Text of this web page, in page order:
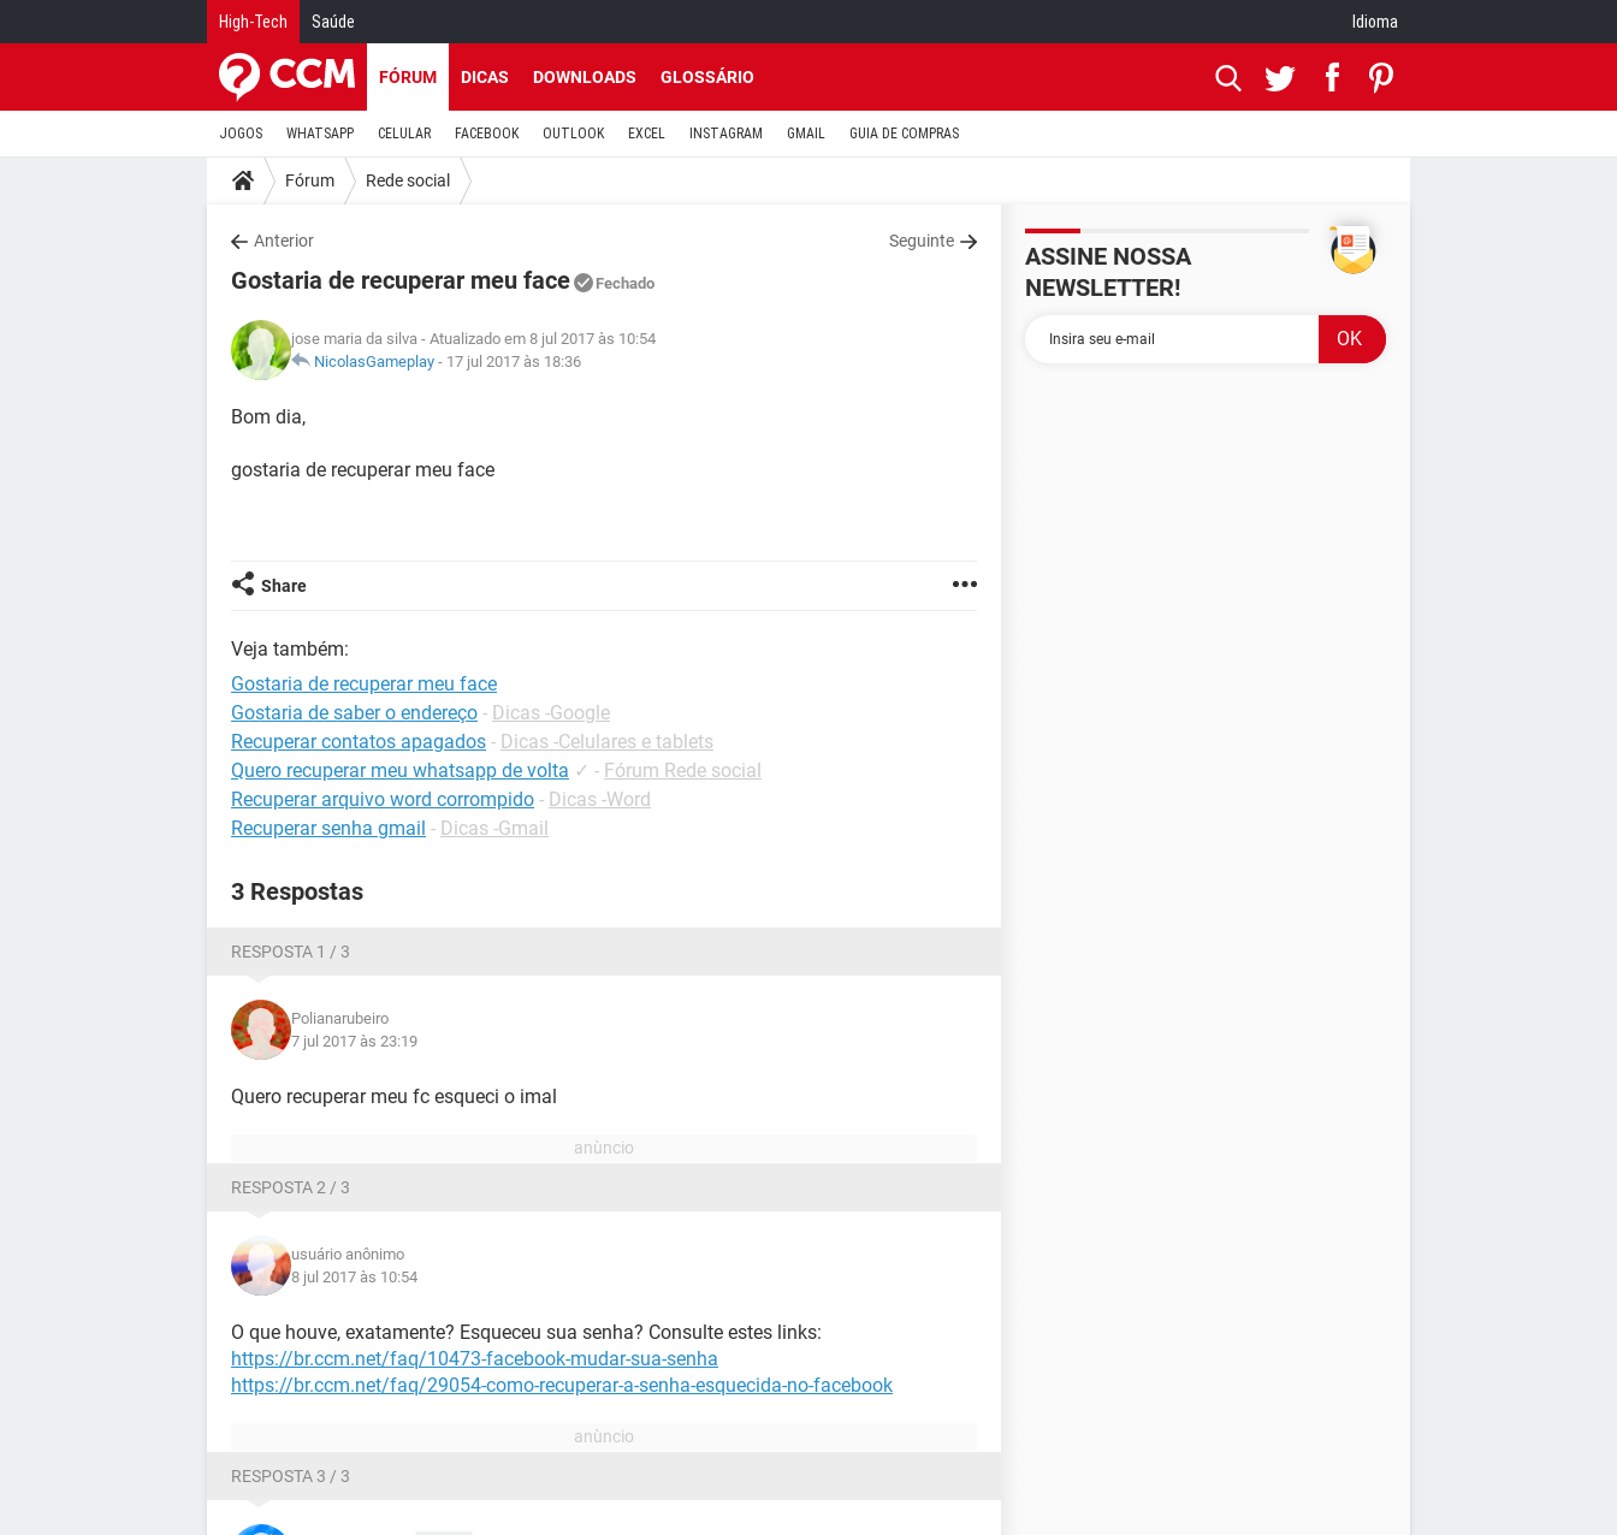
High-Tech Saúde Idioma
FÓRUM DICAS DOWNLOADS GLOSSÁRIO
JOGOS WHATSAPP CELULAR FACEBOOK OUTLOOK EXCEL INSTAGRAM GMAIL GUIA DE COMPRAS
Fórum Rede social
Anterior Seguinte
Gostaria de recuperar meu face Fechado
jose maria da silva - Atualizado em 8 jul 2017 às 10:54
NicolasGameplay - 17 jul 2017 às 18:36
Bom dia,
gostaria de recuperar meu face
Share
Veja também:
Gostaria de recuperar meu face
Gostaria de saber o endereço - Dicas -Google
Recuperar contatos apagados - Dicas -Celulares e tablets
Quero recuperar meu whatsapp de volta ✓ - Fórum Rede social
Recuperar arquivo word corrompido - Dicas -Word
Recuperar senha gmail - Dicas -Gmail
3 Respostas
RESPOSTA 1 / 3
Polianarubeiro
7 jul 2017 às 23:19
Quero recuperar meu fc esqueci o imal
RESPOSTA 2 / 3
usuário anônimo
8 jul 2017 às 10:54
O que houve, exatamente? Esqueceu sua senha? Consulte estes links:
https://br.ccm.net/faq/10473-facebook-mudar-sua-senha
https://br.ccm.net/faq/29054-como-recuperar-a-senha-esquecida-no-facebook
RESPOSTA 3 / 3
ASSINE NOSSA
NEWSLETTER!